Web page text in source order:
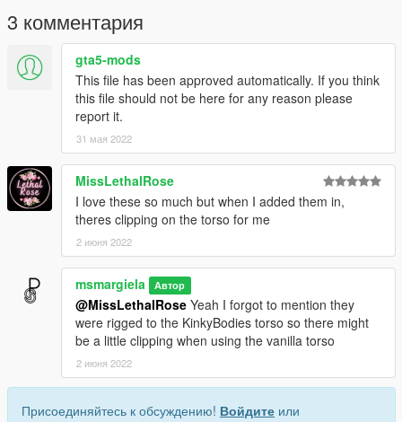
3 комментария
gta5-mods
This file has been approved automatically. If you think
this file should not be here for any reason please
report it.
31 мая 2022
MissLethalRose
I love these so much but when I added them in,
theres clipping on the torso for me
2 июня 2022
msmargiela Автор
@MissLethalRose Yeah I forgot to mention they
were rigged to the KinkyBodies torso so there might
be a little clipping when using the vanilla torso
2 июня 2022
Присоединяйтесь к обсуждению! Войдите или